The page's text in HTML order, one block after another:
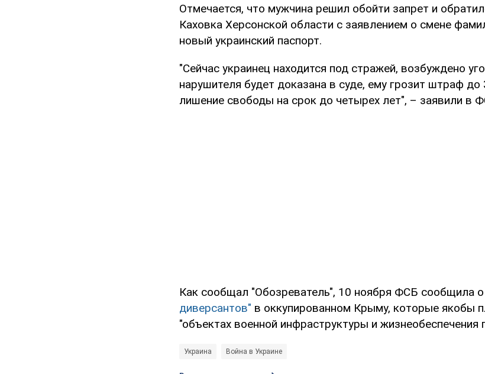
Отмечается, что мужчина решил обойти запрет и
Каховка Херсонской области с заявлением о смене
новый украинский паспорт.
"Сейчас украинец находится под стражей, возбуждено
нарушителя будет доказана в суде, ему грозит штраф
лишение свободы на срок до четырех лет", – заявили в
Как сообщал "Обозреватель", 10 ноября ФСБ сообщила о
диверсантов" в оккупированном Крыму, которые якобы
"объектах военной инфраструктуры и жизнеобеспечения
Украина Война в Украине